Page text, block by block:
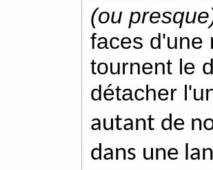
(ou
faces d'une
tournent le
détacher
autant de
dans une